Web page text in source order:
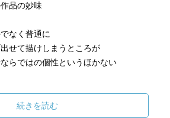
品の妙味
なく普通に
せて描けしまうところが
らではの個性というほかない
続きを読む